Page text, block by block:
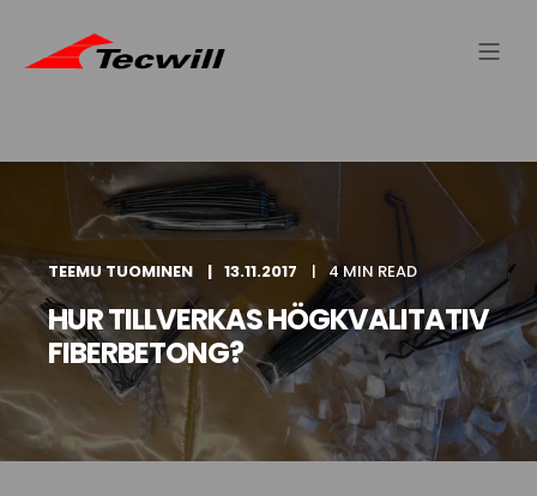
TEEMU TUOMINEN 13.11.2017 4 MIN READ
HUR TILLVERKAS HÖGKVALITATIV
FIBERBETONG?